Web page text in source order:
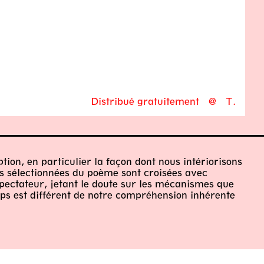
Distribué gratuitement @ T.
en particulier la façon dont nous intériorisons
du poème sont croisées avec
jetant le doute sur les mécanismes que
est différent de notre compréhension inhérente